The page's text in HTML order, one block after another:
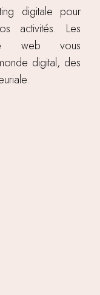
digitale pour
activités. Les
web vous
digital, des